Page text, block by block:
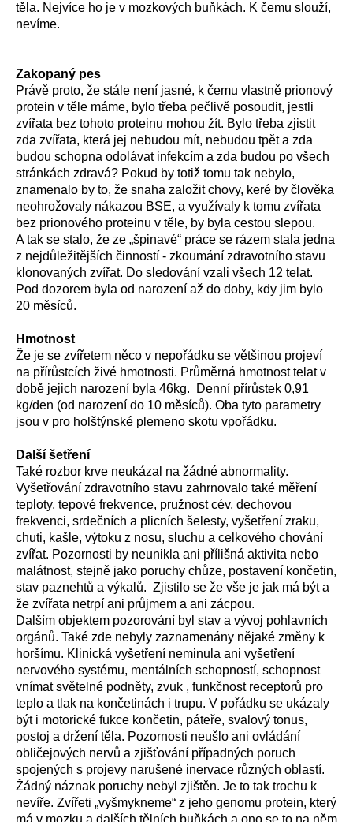
těla. Nejvíce ho je v mozkových buňkách. K čemu slouží,
nevíme.
Zakopaný pes
Právě proto, že stále není jasné, k čemu vlastně prionový
protein v těle máme, bylo třeba pečlivě posoudit, jestli
zvířata bez tohoto proteinu mohou žít. Bylo třeba zjistit
zda zvířata, která jej nebudou mít, nebudou tpět a zda
budou schopna odolávat infekcím a zda budou po všech
stránkách zdravá? Pokud by totiž tomu tak nebylo,
znamenalo by to, že snaha založit chovy, keré by člověka
neohrožovaly nákazou BSE, a využívaly k tomu zvířata
bez prionového proteinu v těle, by byla cestou slepou.
A tak se stalo, že ze „špinavé“ práce se rázem stala jedna
z nejdůležitějších činností - zkoumání zdravotního stavu
klonovaných zvířat. Do sledování vzali všech 12 telat.
Pod dozorem byla od narození až do doby, kdy jim bylo
20 měsíců.
Hmotnost
Že je se zvířetem něco v nepořádku se většinou projeví
na přírůstcích živé hmotnosti. Průměrná hmotnost telat v
době jejich narození byla 46kg. Denní přírůstek 0,91
kg/den (od narození do 10 měsíců). Oba tyto parametry
jsou v pro holštýnské plemeno skotu vpořádku.
Další šetření
Také rozbor krve neukázal na žádné abnormality.
Vyšetřování zdravotního stavu zahrnovalo také měření
teploty, tepové frekvence, pružnost cév, dechovou
frekvenci, srdečních a plicních šelesty, vyšetření zraku,
chuti, kašle, výtoku z nosu, sluchu a celkového chování
zvířat. Pozornosti by neunikla ani přílišná aktivita nebo
malátnost, stejně jako poruchy chůze, postavení končetin,
stav paznehtů a výkalů. Zjistilo se že vše je jak má být a
že zvířata netrpí ani průjmem a ani zácpou.
Dalším objektem pozorování byl stav a vývoj pohlavních
orgánů. Také zde nebyly zaznamenány nějaké změny k
horšímu. Klinická vyšetření neminula ani vyšetření
nervového systému, mentálních schopností, schopnost
vnímat světelné podněty, zvuk , funkčnost receptorů pro
teplo a tlak na končetinách i trupu. V pořádku se ukázaly
být i motorické fukce končetin, páteře, svalový tonus,
postoj a držení těla. Pozornosti neušlo ani ovládání
obličejových nervů a zjišťování případných poruch
spojených s projevy narušené inervace různých oblastí.
Žádný náznak poruchy nebyl zjištěn. Je to tak trochu k
nevíře. Zvířeti „vyšmykneme“ z jeho genomu protein, který
má v mozku a dalších tělních buňkách a ono se to na něm